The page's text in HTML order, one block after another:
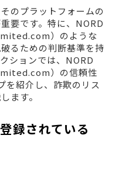
のプラットフォームの
要です。特に、NORD
）のような
るための判断基準を持
ションでは、NORD
）の信頼性
を紹介し、詐欺のリス
ます。
録されている